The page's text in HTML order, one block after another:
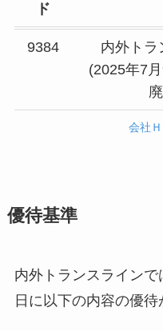
ド
9384
内外トラ
(2025年7
会社
優待基準
内外トランスラインで
日に以下の内容の優待